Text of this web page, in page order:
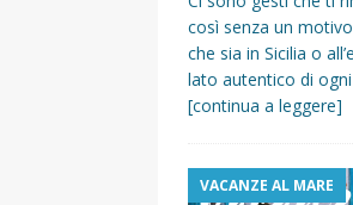
[
così senza un
che sia in Sicilia o
lato autentico di
[continua a leggere]
VACANZE AL MARE